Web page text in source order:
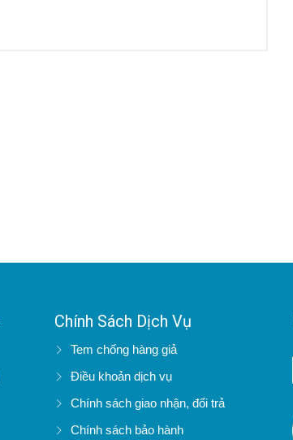
Chính Sách Dịch Vụ
Tem chống hàng giả
Điều khoản dịch vụ
Chính sách giao nhận, đổi trả
Chính sách bảo hành